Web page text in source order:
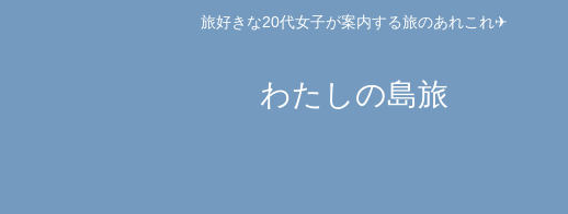
旅好きな20代女子が案内する旅のあれこれ✈︎
わたしの島旅